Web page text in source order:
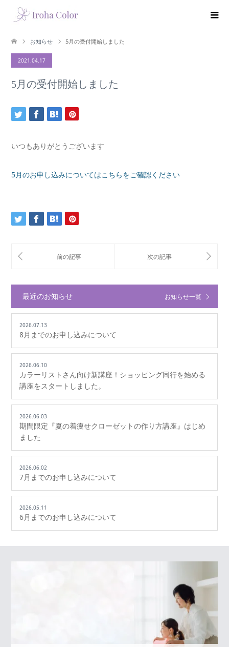
お知らせ 5月の受付開始しました
2021.04.17
5月の受付開始しました
いつもありがとうございます
5月のお申し込みについてはこちらをご確認ください
最近のお知らせ お知らせ一覧
2026.07.13
8月までのお申し込みについて
2026.06.10
カラーリストさん向け新講座！ショッピング同行を始める
講座をスタートしました。
2026.06.03
期間限定『夏の着痩せクローゼットの作り方講座』はじめ
ました
2026.06.02
7月までのお申し込みについて
2026.05.11
6月までのお申し込みについて